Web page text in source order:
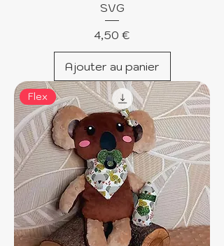
SVG
Prix
4,50 €
Ajouter au panier
Flex